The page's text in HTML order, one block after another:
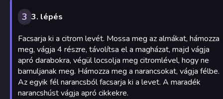
3 3. lépés
Facsarja ki a citrom levét. Mossa meg az almákat, hámozza
meg, vágja 4 részre, távolítsa el a magházat, majd vágja
apró darabokra, végül locsolja meg citromlével, hogy ne
barnuljanak meg. Hámozza meg a narancsokat, vágja félbe.
Az egyik fél narancsból facsarja ki a levet. A maradék
narancshúst vágja apró cikkekre.